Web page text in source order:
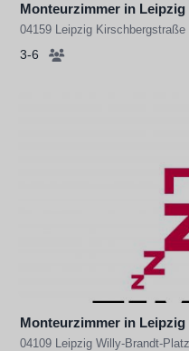
Monteurzimmer in Leipzig
04159 Leipzig Kirschbergstraße
3-6
Monteurzimmer in Leipzig
04109 Leipzig Willy-Brandt-Platz